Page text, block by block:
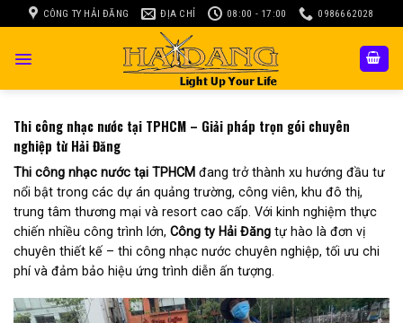
to
CÔNG TY HẢI ĐĂNG ĐỊA CHỈ 08:00 - 17:00 0986662028
Thi công nhạc nước tại TPHCM – Giải pháp trọn gói chuyên
nghiệp từ Hải Đăng
Thi công nhạc nước tại TPHCM đang trở thành xu hướng đầu tư
nổi bật trong các dự án quảng trường, công viên, khu đô thị,
trung tâm thương mại và resort cao cấp. Với kinh nghiệm thực
chiến nhiều công trình lớn, Công ty Hải Đăng tự hào là đơn vị
chuyên thiết kế – thi công nhạc nước chuyên nghiệp, tối ưu chi
phí và đảm bảo hiệu ứng trình diễn ấn tượng.